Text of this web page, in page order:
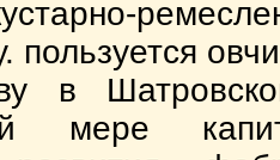
пользуется
в
мере